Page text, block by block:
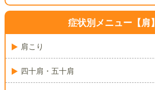
症状別メニュー【肩】
肩こり
四十肩・五十肩